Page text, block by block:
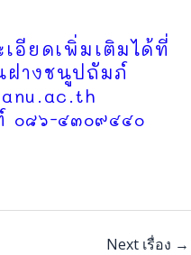
อียดเพิ่มเติมได้ที่
ฝางชนูปถัมภ์
๐๘๖-๔๓๐๙๔๔๐
Next เรื่อง →